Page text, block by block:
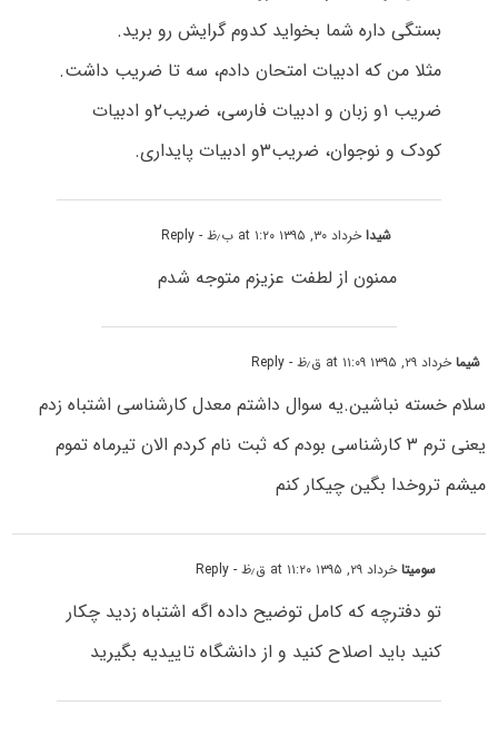
بستگی داره شما بخواید کدوم گرایش رو برید.
مثلا من که ادبیات امتحان دادم، سه تا ضریب داشت.
ضریب ۱و زبان و ادبیات فارسی، ضریب۲و ادبیات
کودک و نوجوان، ضریب۳و ادبیات پایداری.
شیداخرداد ۳۰, ۱۳۹۵ at ۱:۲۰ ب٫ظ - Reply
ممنون از لطفت عزیزم متوجه شدم
شیماخرداد ۲۹, ۱۳۹۵ at ۱۱:۰۹ ق٫ظ - Reply
سلام خسته نباشین.یه سوال داشتم معدل کارشناسی اشتباه زدم
یعنی ترم ۳ کارشناسی بودم که ثبت نام کردم الان تیرماه تموم
میشم تروخدا بگین چیکار کنم
سومیتاخرداد ۲۹, ۱۳۹۵ at ۱۱:۲۰ ق٫ظ - Reply
تو دفترچه که کامل توضیح داده اگه اشتباه زدید چکار
کنید باید اصلاح کنید و از دانشگاه تاییدیه بگیرید